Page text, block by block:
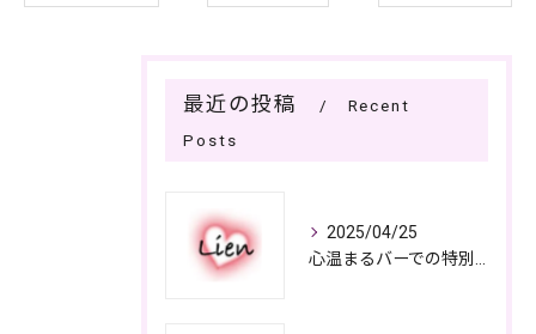
最近の投稿
Recent
Posts
2025/04/25